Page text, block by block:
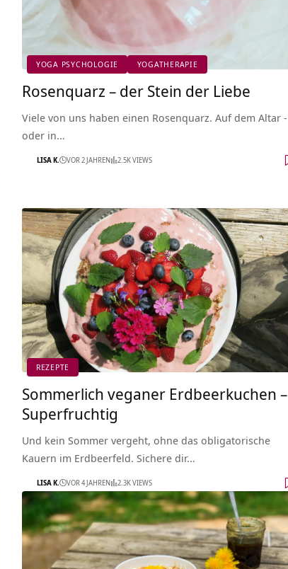
YOGA PSYCHOLOGIE YOGATHERAPIE
Rosenquarz – der Stein der Liebe
Viele von uns haben einen Rosenquarz. Auf dem Altar -
oder in…
LISA K. VOR 2 JAHREN 2.5K VIEWS
REZEPTE
Sommerlich veganer Erdbeerkuchen –
Superfruchtig
Und kein Sommer vergeht, ohne das obligatorische
Kauern im Erdbeerfeld. Sichere dir…
LISA K. VOR 4 JAHREN 2.3K VIEWS